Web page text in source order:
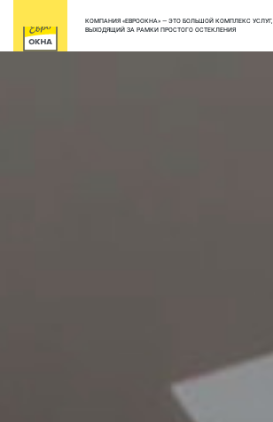
КОМПАНИЯ «ЕВРООКНА» — ЭТО БОЛЬШОЙ КОМПЛЕКС УСЛУГ,
ВЫХОДЯЩИЙ ЗА РАМКИ ПРОСТОГО ОСТЕКЛЕНИЯ